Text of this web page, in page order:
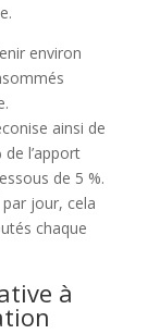
environ
ainsi de
l’apport
de 5 %.
jour, cela
chaque
à